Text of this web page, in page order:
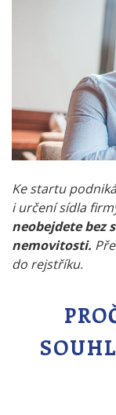
Ke startu
i určení sídla
neobejdete bez
nemovitosti.
do rejstříku.